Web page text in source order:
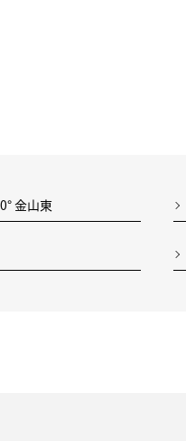
金山東